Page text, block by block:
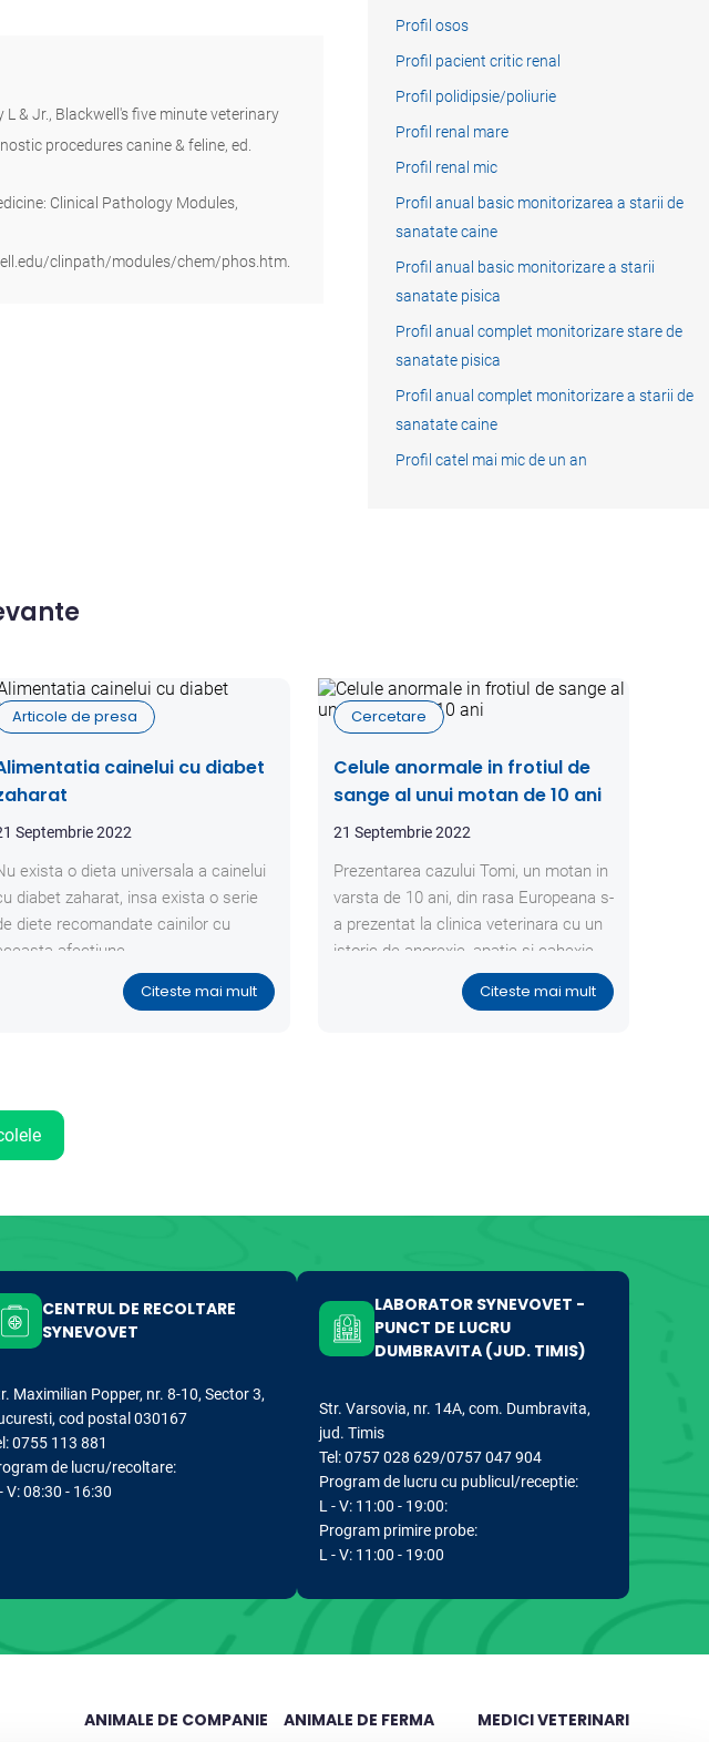
L & Jr., Blackwell's five minute veterinary
procedures canine & feline, ed.
Clinical Pathology Modules,
clinpath/modules/chem/phos.htm
Profil osos
Profil pacient critic renal
Profil polidipsie/poliurie
Profil renal mare
Profil renal mic
Profil anual basic monitorizarea a starii de
sanatate caine
Profil anual basic monitorizare a starii
sanatate pisica
Profil anual complet monitorizare stare de
sanatate pisica
Profil anual complet monitorizare a starii de
sanatate caine
Profil catel mai mic de un an
Articole de presa
cainelui cu diabet
Septembrie 2022
exista o dieta universala a cainelui
diabet zaharat, insa exista o serie
diete recomandate cainilor cu
afectiune.
Citeste mai mult
Cercetare
Celule anormale in frotiul de
sange al unui motan de 10 ani
21 Septembrie 2022
Prezentarea cazului Tomi, un motan in
varsta de 10 ani, din rasa Europeana s-
a prezentat la clinica veterinara cu un
istoric de anorexie, apatie si cahexie,
fara a prezenta imbunatatiri ale starii
generale dupa un tratament anterior.
Citeste mai mult
CENTRUL DE RECOLTARE
SYNEVOVET
Maximilian Popper, nr. 8-10, Sector 3,
cod postal 030167
0755 113 881
de lucru/recoltare:
V: 08:30 - 16:30
LABORATOR SYNEVOVET -
PUNCT DE LUCRU
DUMBRAVITA (JUD. TIMIS)
Str. Varsovia, nr. 14A, com. Dumbravita,
jud. Timis
Tel: 0757 028 629/0757 047 904
Program de lucru cu publicul/receptie:
L - V: 11:00 - 19:00:
Program primire probe:
L - V: 11:00 - 19:00
ANIMALE DE COMPANIE ANIMALE DE FERMA MEDICI VETERINARI